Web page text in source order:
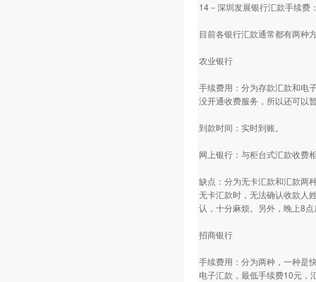
14－深圳发展银行汇款手续费
目前各银行汇款通常都有两种
农业银行
手续费用：分为存款汇款和电
没开通收费服务，所以还可以
到款时间：实时到账。
网上银行：与柜台式汇款收费
缺点：分为无卡汇款和汇款两
无卡汇款时，无法确认收款人
认，十分麻烦。另外，晚上8
招商银行
手续费用：分为两种，一种是
电子汇款，最低手续费10元，